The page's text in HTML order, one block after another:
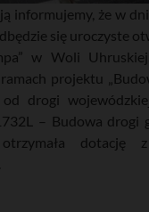
informujemy, że w
się uroczyste
w Woli
projektu
drogi
– Budowa drogi
dotację